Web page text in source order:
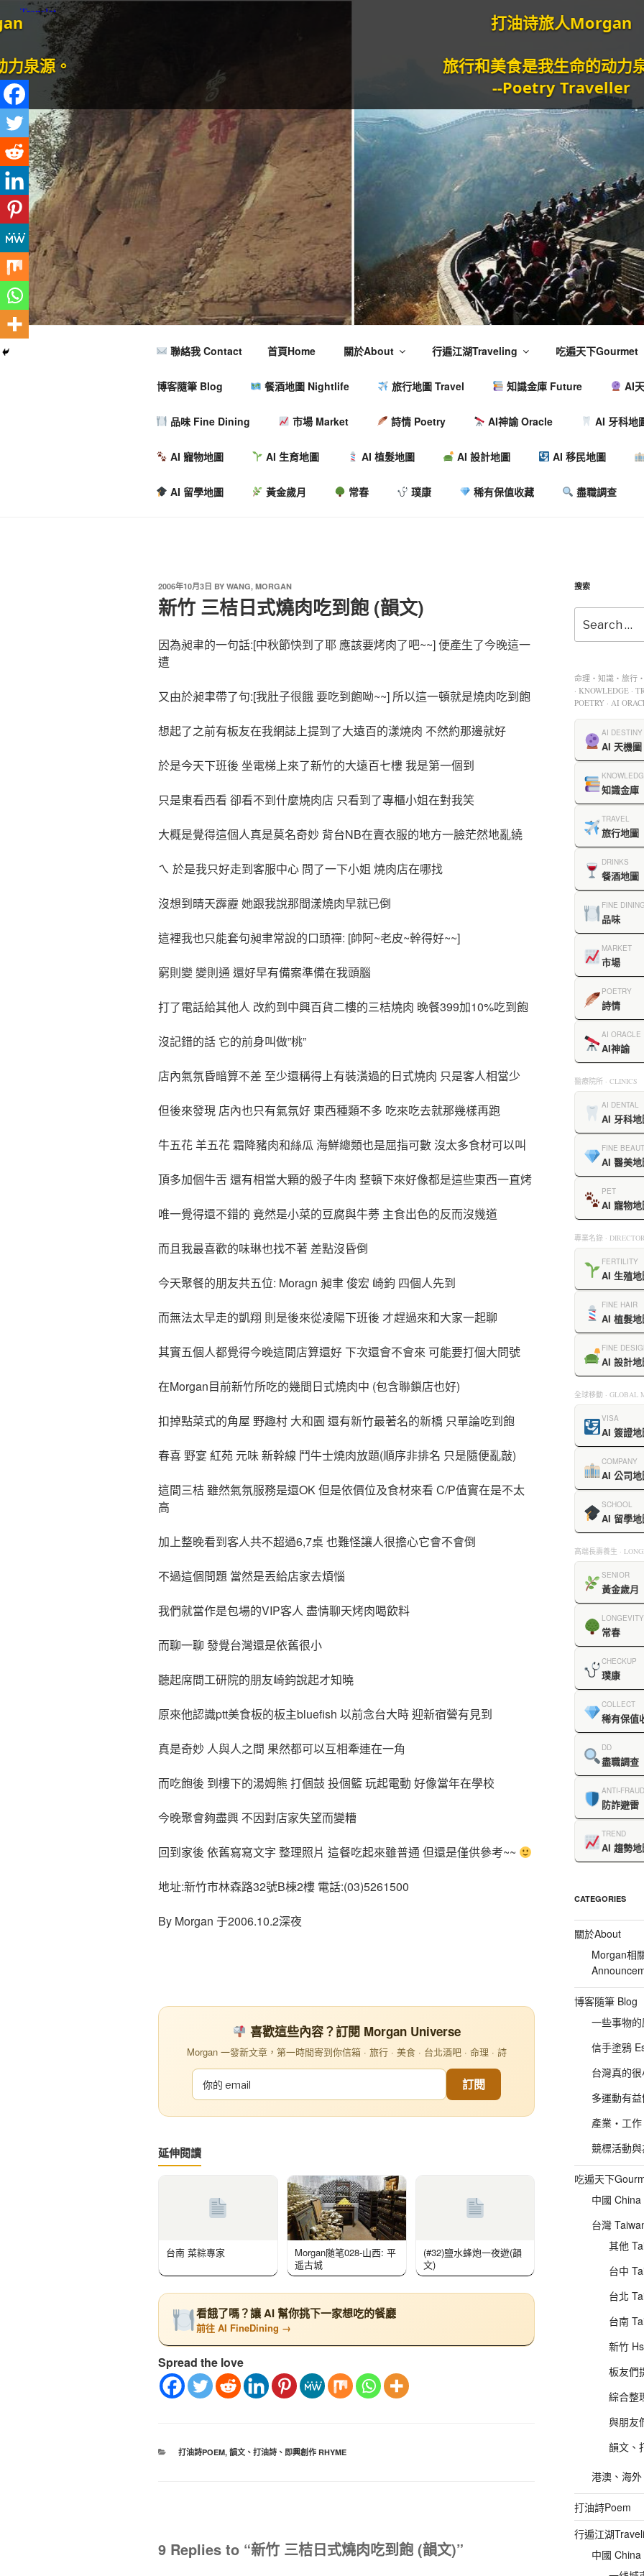
打油诗旅人Morgan
旅行和美食是我生命的动力泉源。
--Poetry Traveller
聯絡我 Contact 首頁Home 關於About 行遍江湖Traveling 吃遍天下Gourmet
博客隨筆 Blog 餐酒地圖 Nightlife 旅行地圖 Travel 知識金庫 Future AI
品味 Fine Dining 市場 Market 詩情 Poetry AI神諭 Oracle AI 牙科地
AI 寵物地圖 AI 生育地圖 AI 植髮地圖 AI 設計地圖 AI 移民地圖
AI 留學地圖 黃金歲月 常春 璞康 稀有保值收藏 盡職調查
2006年10月3日 BY WANG, MORGAN
新竹 三桔日式燒肉吃到飽 (韻文)
因為昶聿的一句話:[中秋節快到了耶 應該要烤肉了吧~~] 便產生了今晚這一
遭
又由於昶聿帶了句:[我肚子很餓 要吃到飽呦~~] 所以這一頓就是燒肉吃到飽
想起了之前有板友在我網誌上提到了大遠百的漾燒肉 不然約那邊就好
於是今天下班後 坐電梯上來了新竹的大遠百七樓 我是第一個到
只是東看西看 卻看不到什麼燒肉店 只看到了專櫃小姐在對我笑
大概是覺得這個人真是莫名奇妙 背台NB在賣衣服的地方一臉茫然地亂繞
ㄟ 於是我只好走到客服中心 問了一下小姐 燒肉店在哪找
沒想到晴天霹靂 她跟我說那間漾燒肉早就已倒
這裡我也只能套句昶聿常說的口頭禪: [帥阿~老皮~幹得好~~]
窮則變 變則通 還好早有備案準備在我頭腦
打了電話給其他人 改約到中興百貨二樓的三桔燒肉 晚餐399加10%吃到飽
沒記錯的話 它的前身叫做”桃”
店內氣氛昏暗算不差 至少還稱得上有裝潢過的日式燒肉 只是客人相當少
但後來發現 店內也只有氣氛好 東西種類不多 吃來吃去就那幾樣再跑
牛五花 羊五花 霜降豬肉和絲瓜 海鮮總類也是屈指可數 沒太多食材可以叫
頂多加個牛舌 還有相當大顆的骰子牛肉 整頓下來好像都是這些東西一直烤
唯一覺得還不錯的 竟然是小菜的豆腐與牛蒡 主食出色的反而沒幾道
而且我最喜歡的味琳也找不著 差點沒昏倒
今天聚餐的朋友共五位: Moragn 昶聿 俊宏 崎鈞 四個人先到
而無法太早走的凱翔 則是後來從凌陽下班後 才趕過來和大家一起聊
其實五個人都覺得今晚這間店算還好 下次還會不會來 可能要打個大問號
在Morgan目前新竹所吃的幾間日式燒肉中 (包含聯鎖店也好)
扣掉點菜式的角屋 野趣村 大和園 還有新竹最著名的新橋 只單論吃到飽
春喜 野宴 紅苑 元味 新幹線 鬥牛士燒肉放題(順序非排名 只是隨便亂敲)
這間三桔 雖然氣氛服務是還OK 但是依價位及食材來看 C/P值實在是不太
高
加上整晚看到客人共不超過6,7桌 也難怪讓人很擔心它會不會倒
不過這個問題 當然是丟給店家去煩惱
我們就當作是包場的VIP客人 盡情聊天烤肉喝飲料
而聊一聊 發覺台灣還是依舊很小
聽起席間工研院的朋友崎鈞說起才知曉
原來他認識ptt美食板的板主bluefish 以前念台大時 迎新宿營有見到
真是奇妙 人與人之間 果然都可以互相牽連在一角
而吃飽後 到樓下的湯姆熊 打個鼓 投個籃 玩起電動 好像當年在學校
今晚聚會夠盡興 不因對店家失望而變糟
回到家後 依舊寫寫文字 整理照片 這餐吃起來雖普通 但還是僅供參考~~
地址:新竹市林森路32號B棟2樓 電話:(03)5261500
By Morgan 于2006.10.2深夜
喜歡這些內容？訂閱 Morgan Universe
Morgan 一發新文章，第一時間寄到你信箱 · 旅行 · 美食 · 台北酒吧 · 命理 · 詩
訂閱
延伸閱讀
台南 菜粽專家
Morgan随笔028-山西: 平
遥古城
(#32)鹽水蜂炮一夜遊(韻
文)
看餓了嗎？讓 AI 幫你挑下一家想吃的餐廳
前往 AI FineDining →
Spread the love
打油詩POEM, 韻文、打油詩、即興創作 RHYME
9 Replies to “新竹 三桔日式燒肉吃到飽 (韻文)”
搜索
命理・知識・旅行
· KNOWLEDGE ·
POETRY · AI
AI DESTINY
AI 天機圖
知識金庫
TRAVEL
旅行地圖
DRINKS
餐酒地圖
FINE DINING
品味
MARKET
市場
POETRY
詩情
AI ORACLE
AI神諭
醫療院所 · CLINICS
AI DENTAL
AI 牙科地
FINE
AI 醫美地
PET
AI 寵物地
專業名錄 ·
FERTILITY
AI 生殖地
FINE HAIR
AI 植髮地
FINE
AI 設計地
全球移動 · GLOBAL
VISA
AI 簽證地
COMPANY
AI 公司地
SCHOOL
AI 留學地
高端長壽養生 ·
SENIOR
黃金歲月
LONGEVITY
常春
CHECKUP
璞康
COLLECT
稀有保值
DD
盡職調查
ANTI-FRAUD
防詐避雷
TREND
AI 趨勢地
CATEGORIES
關於About
Morgan相
博客隨筆 Blog
一些事物
信手塗鴉
台灣真的
多運動有
產業‧工
競標活動
吃遍天下
中國 China
台灣
其他
台中
台北
台南
新竹
板友們
綜合整
與朋友
韻文、
港澳、海
打油詩Poem
行遍江湖
中國 China